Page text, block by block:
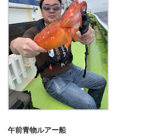
午前青物ルアー船